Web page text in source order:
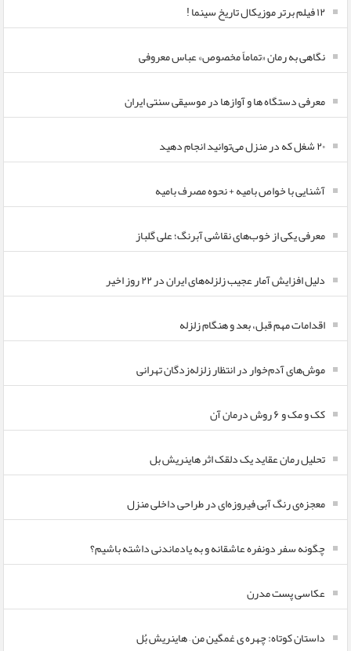
۱۲ فیلم برتر موزیکال تاریخ سینما !
نگاهی به رمان «تماماً مخصوص» عباس معروفی
معرفی دستگاه ها و آوازها در موسیقی سنتی ایران
۲۰ شغل که در منزل می‌توانید انجام دهید
آشنایی با خواص بامیه + نحوه مصرف بامیه
معرفی یکی از خوب‌های نقاشی آبرنگ؛ علی گلباز
دلیل افزایش آمار عجیب زلزله‌های ایران در ۲۲ روز اخیر
اقدامات مهم قبل، بعد و هنگام زلزله
موش‌های آدم‌خوار در انتظار زلزله‌زدگان تهرانی
کک و مک و ۶ روش درمان آن
تحلیل رمان عقاید یک دلقک اثر هاینریش بل
معجزه‌ی رنگ آبی فیروزه‌ای در طراحی داخلی منزل
چگونه سفر دونفره عاشقانه و به یادماندنی داشته باشیم؟
عکاسی پست مدرن
داستان کوتاه: چهره ی غمگین من – هاینریش بُل